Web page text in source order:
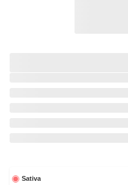
Sativa